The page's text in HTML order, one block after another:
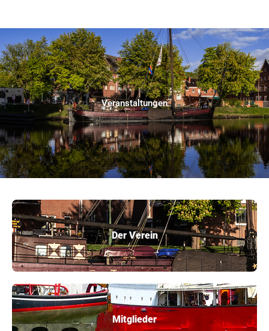
Veranstaltungen
Der Verein
Mitglieder